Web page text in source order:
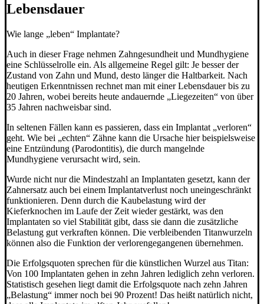
Lebensdauer
Wie lange „leben“ Implantate?
Auch in dieser Frage nehmen Zahngesundheit und Mundhygiene
eine Schlüsselrolle ein. Als allgemeine Regel gilt: Je besser der
Zustand von Zahn und Mund, desto länger die Haltbarkeit. Nach
heutigen Erkenntnissen rechnet man mit einer Lebensdauer bis zu
20 Jahren, wobei bereits heute andauernde „Liegezeiten“ von über
35 Jahren nachweisbar sind.
In seltenen Fällen kann es passieren, dass ein Implantat „verloren“
geht. Wie bei „echten“ Zähne kann die Ursache hier beispielsweise
eine Entzündung (Parodontitis), die durch mangelnde
Mundhygiene verursacht wird, sein.
Wurde nicht nur die Mindestzahl an Implantaten gesetzt, kann der
Zahnersatz auch bei einem Implantatverlust noch uneingeschränkt
funktionieren. Denn durch die Kaubelastung wird der
Kieferknochen im Laufe der Zeit wieder gestärkt, was den
Implantaten so viel Stabilität gibt, dass sie dann die zusätzliche
Belastung gut verkraften können. Die verbleibenden Titanwurzeln
können also die Funktion der verlorengegangenen übernehmen.
Die Erfolgsquoten sprechen für die künstlichen Wurzel aus Titan:
Von 100 Implantaten gehen in zehn Jahren lediglich zehn verloren.
Statistisch gesehen liegt damit die Erfolgsquote nach zehn Jahren
„Belastung“ immer noch bei 90 Prozent! Das heißt natürlich nicht,